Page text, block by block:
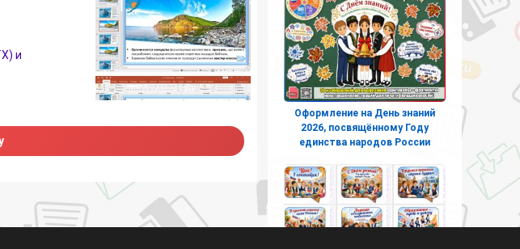
и
Оформление на День знаний
2026, посвящённому Году
единства народов России